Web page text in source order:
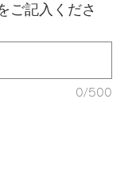
ご記入くださ
0/500